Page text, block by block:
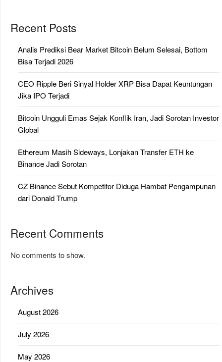
Recent Posts
Analis Prediksi Bear Market Bitcoin Belum Selesai, Bottom
Bisa Terjadi 2026
CEO Ripple Beri Sinyal Holder XRP Bisa Dapat Keuntungan
Jika IPO Terjadi
Bitcoin Ungguli Emas Sejak Konflik Iran, Jadi Sorotan Investor
Global
Ethereum Masih Sideways, Lonjakan Transfer ETH ke
Binance Jadi Sorotan
CZ Binance Sebut Kompetitor Diduga Hambat Pengampunan
dari Donald Trump
Recent Comments
No comments to show.
Archives
August 2026
July 2026
May 2026